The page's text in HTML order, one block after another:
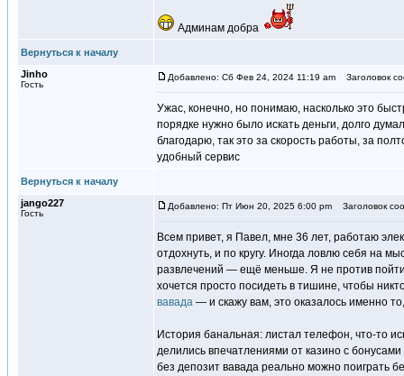
Админам добра
Вернуться к началу
Jinho
Гость
Добавлено: Сб Фев 24, 2024 11:19 am Заголовок
Ужас, конечно, но понимаю, насколько это
порядке нужно было искать деньги, долго
благодарю, так это за скорость работы, за
удобный сервис
Вернуться к началу
jango227
Гость
Добавлено: Пт Июн 20, 2025 6:00 pm Заголовок
Всем привет, я Павел, мне 36 лет, работаю
отдохнуть, и по кругу. Иногда ловлю себя на
развлечений — ещё меньше. Я не против пойти
хочется просто посидеть в тишине, чтобы
вавада — и скажу вам, это оказалось именно
История банальная: листал телефон, что-то
делились впечатлениями от казино с
без депозит вавада реально можно поиграть